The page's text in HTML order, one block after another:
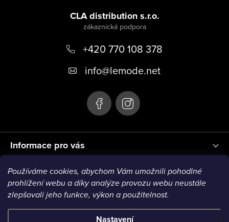
Používáme cookies, abychom Vám umožnili pohodlné
prohlížení webu a díky analýze provozu webu neustále
zlepšovali jeho funkce, výkon a použitelnost.
Nastavení
Informace pro vás
CLA distribution s.r.o.
+420 770 108 378
info@lemode.net
Blog